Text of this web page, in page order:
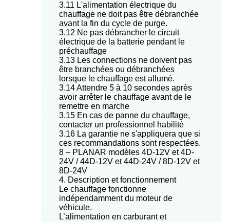
3.11 L'alimentation électrique du
chauffage ne doit pas être débranchée
avant la fin du cycle de purge.
3.12 Ne pas débrancher le circuit
électrique de la batterie pendant le
préchauffage
3.13 Les connections ne doivent pas
être branchées ou débranchées
lorsque le chauffage est allumé.
3.14 Attendre 5 à 10 secondes après
avoir arrêter le chauffage avant de le
remettre en marche
3.15 En cas de panne du chauffage,
contacter un professionnel habilité
3.16 La garantie ne s'appliquera que si
ces recommandations sont respectées.
8 – PLANAR modèles 4D-12V et 4D-
24V / 44D-12V et 44D-24V / 8D-12V et
8D-24V
4. Description et fonctionnement
Le chauffage fonctionne
indépendamment du moteur de
véhicule.
L’alimentation en carburant et